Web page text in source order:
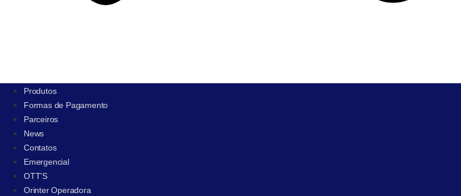
Produtos
Formas de Pagamento
Parceiros
News
Contatos
Emergencial
OTT’S
Orinter Operadora